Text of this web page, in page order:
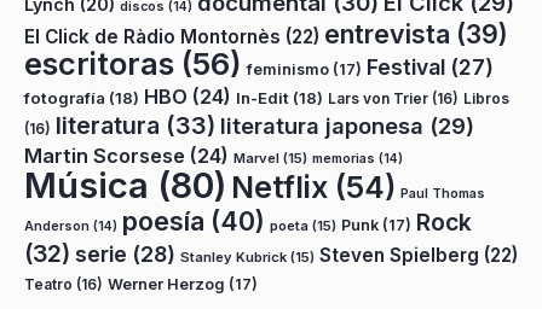
Lynch (20) discos (14)
El Click de Ràdio Montornès (22) entrevista (39)
escritoras (56) feminismo (17) Festival (27)
fotografía (18) HBO (24) In-Edit (18) Lars von Trier (16) Libros
(16) literatura (33) literatura japonesa (29)
Martin Scorsese (24) Marvel (15) memorias (14)
Música (80) Netflix (54) Paul Thomas
Anderson (14) poesía (40) poeta (15) Punk (17) Rock
(32) serie (28) Stanley Kubrick (15) Steven Spielberg (22)
Teatro (16) Werner Herzog (17)